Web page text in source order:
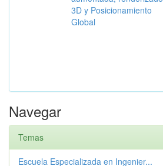
3D y Posicionamiento
Global
Navegar
Temas
Escuela Especializada en Ingenier...